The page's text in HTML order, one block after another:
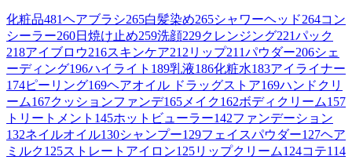
化粧品481ヘアブラシ265白髪染め265シャワーヘッド264コン
シーラー260日焼け止め259洗顔229クレンジング221パック
218アイブロウ216スキンケア212リップ211パウダー206シェ
ーディング196ハイライト 189乳液186化粧水183アイライナー
174ピーリング169ヘアオイル ドラッグストア169ハンドクリ
ーム167クッションファンデ165メイク162ボディクリーム157
トリートメント 145ホットビューラー142ファンデーション
132ネイルオイル130シャンプー129フェイスパウダー127ヘア
ミルク125ストレートアイロン125リップクリーム124コテ114